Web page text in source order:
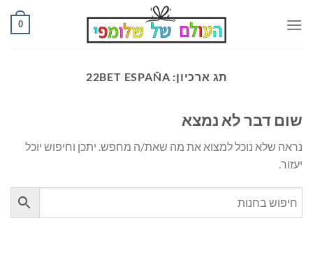
0
תג ארכיון: 22BET ESPAÑA
שום דבר לא נמצא
נראה שלא נוכל למצוא את מה שאת/ה מחפש. יתכן וחיפוש יוכל
יעזור.